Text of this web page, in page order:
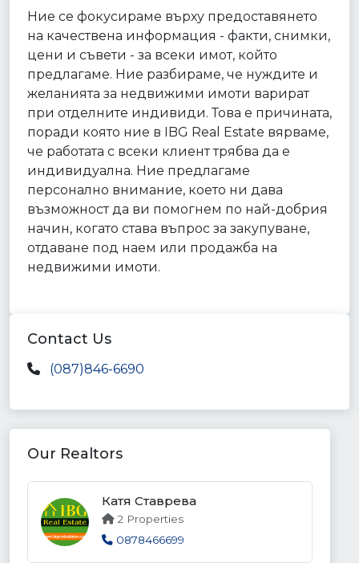
Ние се фокусираме върху предоставянето
на качествена информация - факти, снимки,
цени и съвети - за всеки имот, който
предлагаме. Ние разбираме, че нуждите и
желанията за недвижими имоти варират
при отделните индивиди. Това е причината,
поради която ние в IBG Real Estate вярваме,
че работата с всеки клиент трябва да е
индивидуална. Ние предлагаме
персонално внимание, което ни дава
възможност да ви помогнем по най-добрия
начин, когато става въпрос за закупуване,
отдаване под наем или продажба на
недвижими имоти.
Contact Us
(087)846-6690
Our Realtors
Катя Ставрева
2 Properties
0878466699